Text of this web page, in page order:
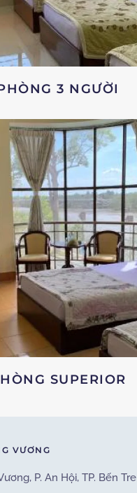
3 NGƯỜI
SUPERIOR
VƯƠNG
P. An Hội, TP. Bến Tre